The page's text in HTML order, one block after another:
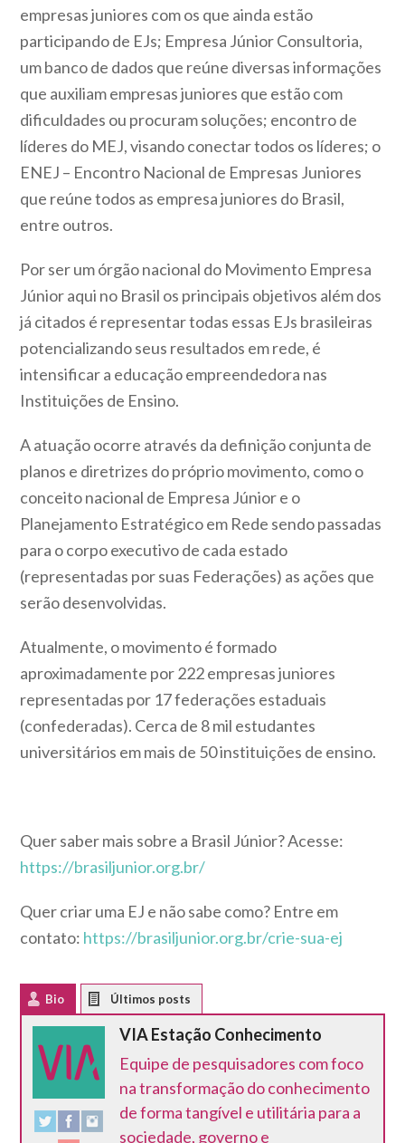
empresas juniores com os que ainda estão
participando de EJs; Empresa Júnior Consultoria,
um banco de dados que reúne diversas informações
que auxiliam empresas juniores que estão com
dificuldades ou procuram soluções; encontro de
líderes do MEJ, visando conectar todos os líderes; o
ENEJ – Encontro Nacional de Empresas Juniores
que reúne todos as empresa juniores do Brasil,
entre outros.
Por ser um órgão nacional do Movimento Empresa
Júnior aqui no Brasil os principais objetivos além dos
já citados é representar todas essas EJs brasileiras
potencializando seus resultados em rede, é
intensificar a educação empreendedora nas
Instituições de Ensino.
A atuação ocorre através da definição conjunta de
planos e diretrizes do próprio movimento, como o
conceito nacional de Empresa Júnior e o
Planejamento Estratégico em Rede sendo passadas
para o corpo executivo de cada estado
(representadas por suas Federações) as ações que
serão desenvolvidas.
Atualmente, o movimento é formado
aproximadamente por 222 empresas juniores
representadas por 17 federações estaduais
(confederadas). Cerca de 8 mil estudantes
universitários em mais de 50 instituições de ensino.
Quer saber mais sobre a Brasil Júnior? Acesse:
https://brasiljunior.org.br/
Quer criar uma EJ e não sabe como? Entre em
contato: https://brasiljunior.org.br/crie-sua-ej
Bio
VIA Estação Conhecimento
Equipe de pesquisadores com foco
na transformação do conhecimento
de forma tangível e utilitária para a
sociedade, governo e